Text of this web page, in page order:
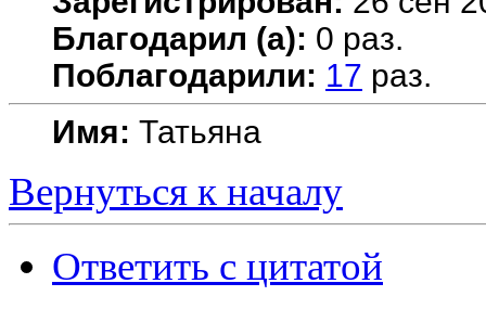
Благодарил (а): 0 раз.
Поблагодарили: 17 раз.
Имя: Татьяна
Вернуться к началу
Ответить с цитатой